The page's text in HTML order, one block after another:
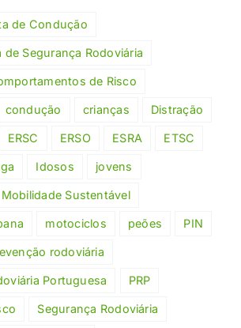
de Condução
de Segurança Rodoviária
de Risco
condução crianças Distração
ERSC ERSO ESRA ETSC
Idosos jovens
Mobilidade Sustentável
motociclos peões PIN
rodoviária
Portuguesa PRP
Segurança Rodoviária